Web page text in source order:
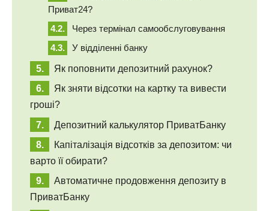
Приват24?
Через термінал самообслуговування
У відділенні банку
Як поповнити депозитний рахунок?
Як зняти відсотки на картку та вивести
гроші?
Депозитний калькулятор ПриватБанку
Капіталізація відсотків за депозитом: чи
варто її обирати?
Автоматичне продовження депозиту в
ПриватБанку